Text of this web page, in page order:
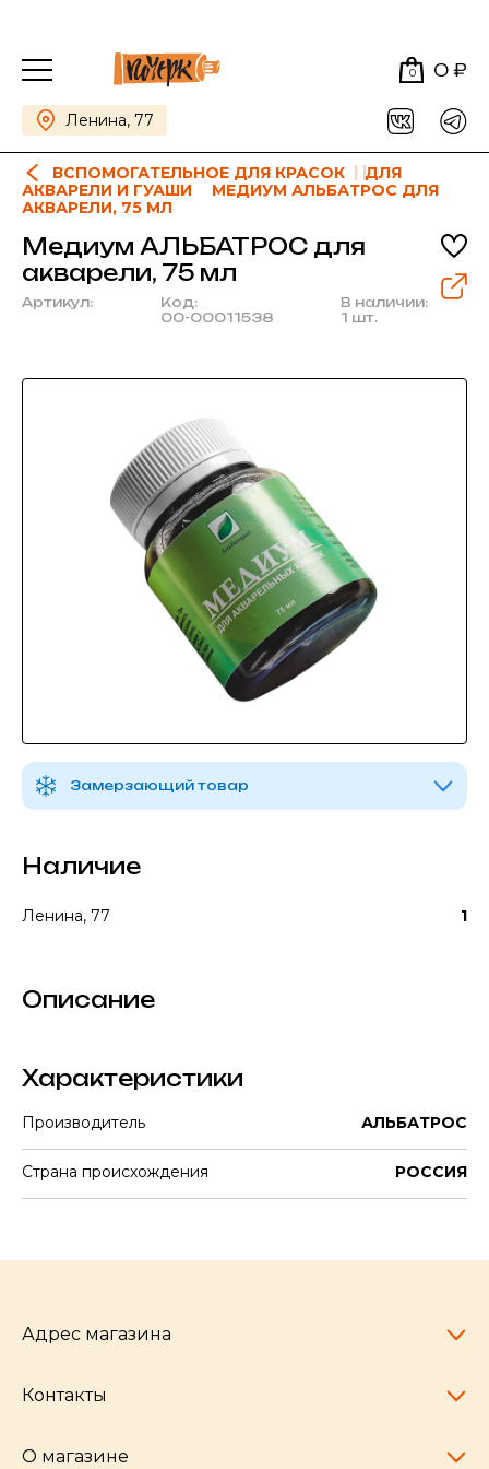
0 0 ₽
Ленина, 77
ВСПОМОГАТЕЛЬНОЕ ДЛЯ КРАСОК
ДЛЯ
АКВАРЕЛИ И ГУАШИ
МЕДИУМ АЛЬБАТРОС ДЛЯ
АКВАРЕЛИ, 75 МЛ
Медиум АЛЬБАТРОС для
акварели, 75 мл
Артикул:
Код:
00-00011538
В наличии:
1 шт.
Замерзающий товар
Наличие
Ленина, 77 1
Описание
Характеристики
Производитель АЛЬБАТРОС
Страна происхождения РОССИЯ
Адрес магазина
Челябинск,
Контакты
pocherkartshop@mail.ru
О магазине